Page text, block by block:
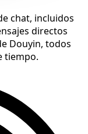
chat, incluidos
directos
Douyin, todos
tiempo.